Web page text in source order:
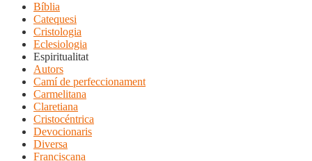
Bíblia
Catequesi
Cristologia
Eclesiologia
Espiritualitat
Autors
Camí de perfeccionament
Carmelitana
Claretiana
Cristocéntrica
Devocionaris
Diversa
Franciscana